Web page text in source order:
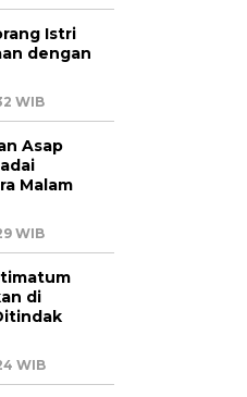
Istri
dengan
WIB
Asap
Malam
WIB
di
WIB